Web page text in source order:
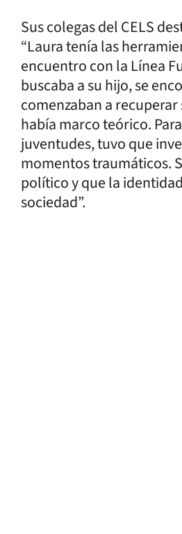
Sus colegas del CELS
“Laura tenía las
encuentro con la Línea
buscaba a su hijo, se
comenzaban a
había marco teórico.
juventudes, tuvo que
momentos traumáticos.
político y que la
sociedad”.